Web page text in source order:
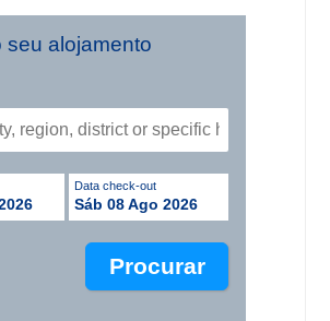
seu alojamento
Data check-out
Sáb 08 Ago 2026